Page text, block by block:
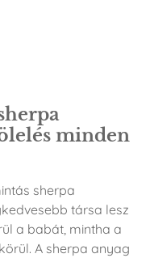
minden
sherpa
társa lesz
a babát, mintha a
A sherpa anyag